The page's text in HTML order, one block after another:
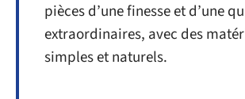
pièces d’une finesse et d’une
extraordinaires, avec des
simples et naturels.